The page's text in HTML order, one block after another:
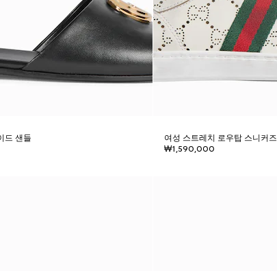
드 샌들
여성 스트레치 로우탑 스니커즈
₩1,590,000